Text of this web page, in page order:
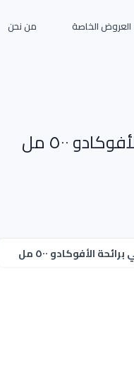
العروض الخاصة من نحن
٥٠٠ مل
الأفوكادو ٥٠٠ مل